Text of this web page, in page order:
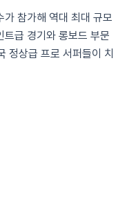
참가해 역대 최대 규모
급 경기와 롱보드 부문
정상급 프로 서퍼들이 치